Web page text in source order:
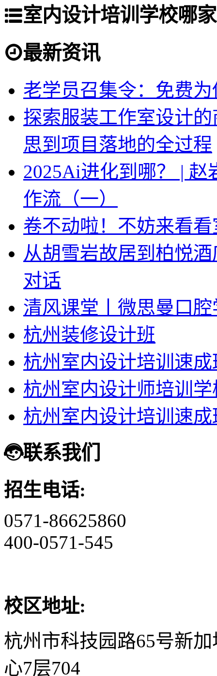
室内设计培训学校哪
最新资讯
老学员召集令：免费
探索服装工作室设计
思到项目落地的全过程
2025Ai进化到哪？ |
作流（一）
卷不动啦！不妨来看
从胡雪岩故居到柏悦
对话
清风课堂丨微思曼口
杭州装修设计班
杭州室内设计培训速成
杭州室内设计师培训
杭州室内设计培训速成
联系我们
招生电话:
0571-86625860
400-0571-545
校区地址:
杭州市科技园路65号新
心7层704